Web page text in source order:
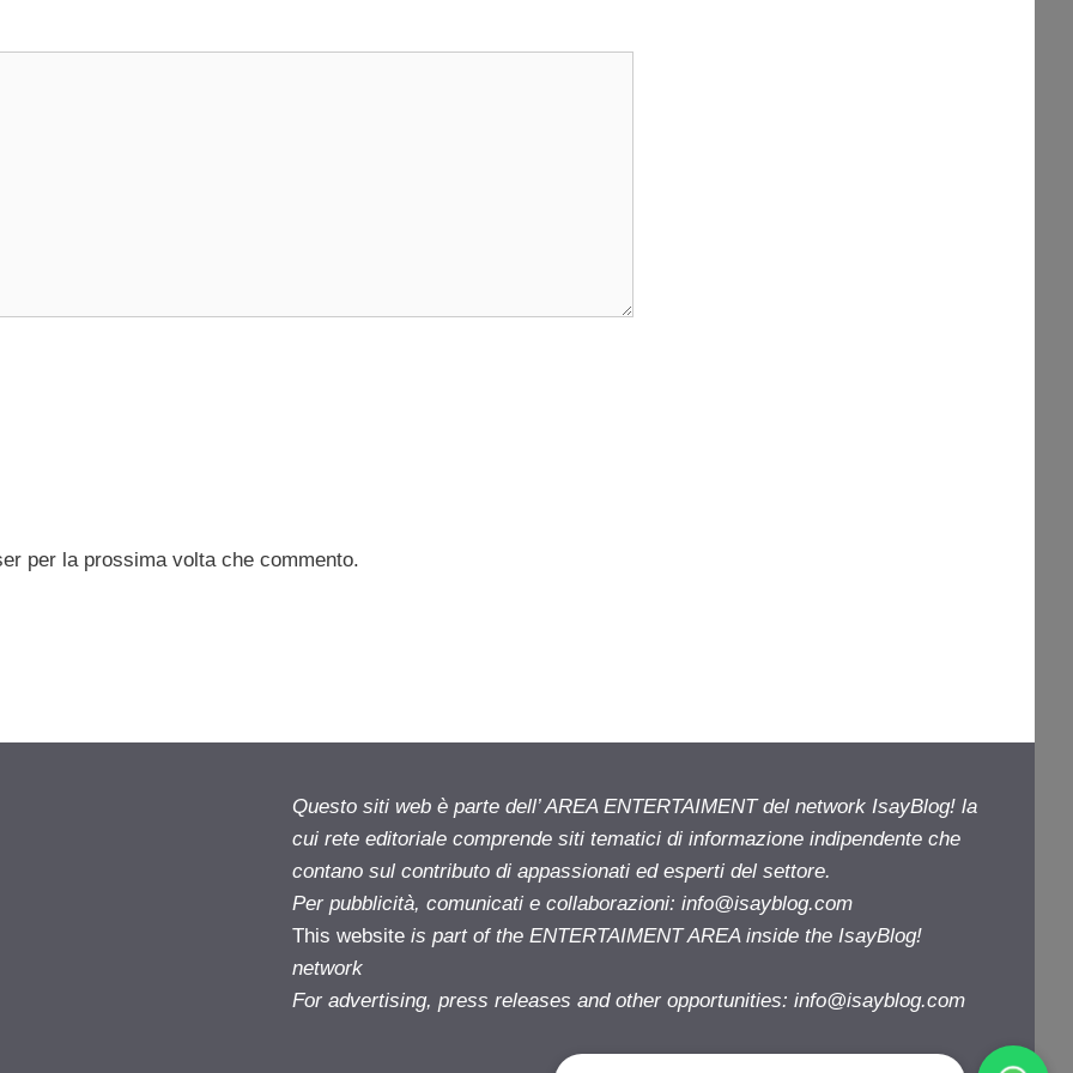
per la prossima volta che commento.
Questo siti web è parte dell’ AREA ENTERTAIMENT del network IsayBlog! la
cui rete editoriale comprende siti tematici di informazione indipendente che
contano sul contributo di appassionati ed esperti del settore.
Per pubblicità, comunicati e collaborazioni: info@isayblog.com
This website is part of the ENTERTAIMENT AREA inside the IsayBlog!
network
For advertising, press releases and other opportunities: info@isayblog.com